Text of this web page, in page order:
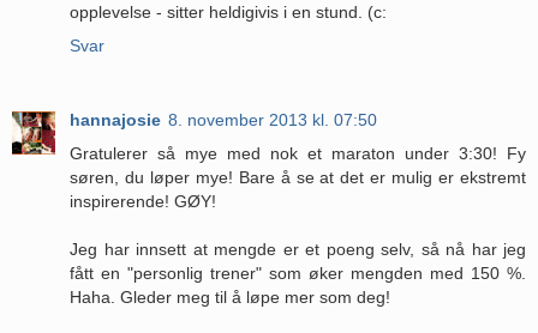
opplevelse - sitter heldigivis i en stund. (c:
Svar
hannajosie 8. november 2013 kl. 07:50
Gratulerer så mye med nok et maraton under 3:30! Fy
søren, du løper mye! Bare å se at det er mulig er ekstremt
inspirerende! GØY!
Jeg har innsett at mengde er et poeng selv, så nå har jeg
fått en "personlig trener" som øker mengden med 150 %.
Haha. Gleder meg til å løpe mer som deg!